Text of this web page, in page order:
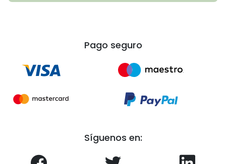
Pago seguro
Síguenos en: